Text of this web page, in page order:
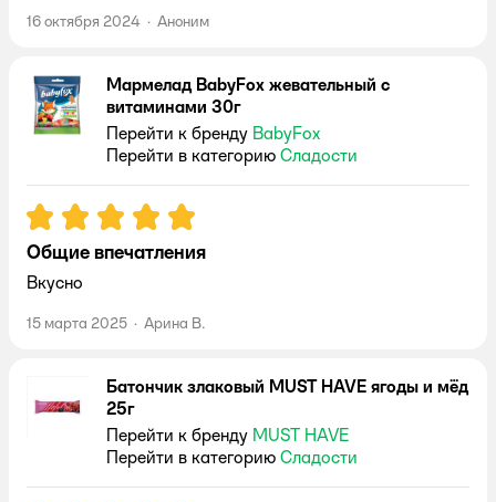
16 октября 2024 · Аноним
Мармелад BabyFox жевательный с
витаминами 30г
Перейти к бренду BabyFox
Перейти в категорию Сладости
Рейтинг:5
Общие впечатления
Вкусно
15 марта 2025 · Арина В.
Батончик злаковый MUST HAVE ягоды и мёд
25г
Перейти к бренду MUST HAVE
Перейти в категорию Сладости